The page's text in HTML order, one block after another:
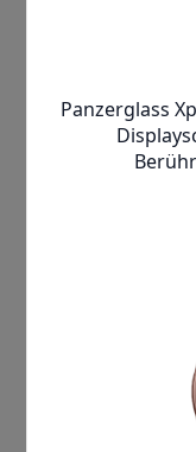
haben das Recht
Situation ergeben,
personenbezogener
widersprechen.Die
Vertragsschluss
erforderlich. Eine
der Vertrag nicht
Weitere
Auskunfteien
weitergibt finden
https://
e_de/
Allgemeine